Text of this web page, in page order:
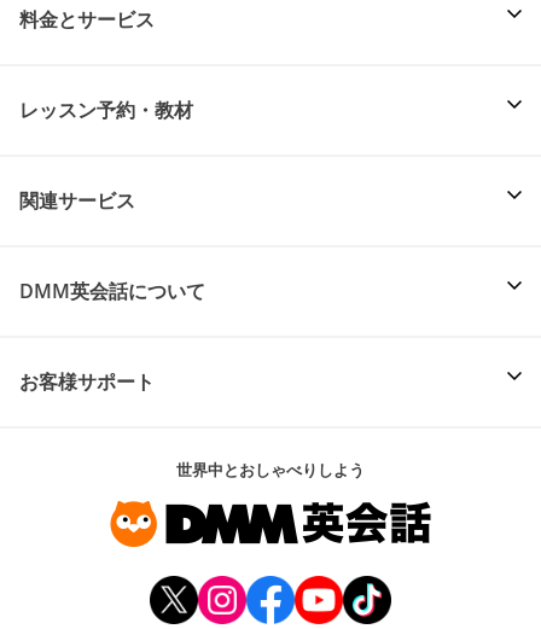
料金とサービス
レッスン予約・教材
関連サービス
DMM英会話について
お客様サポート
世界中とおしゃべりしよう